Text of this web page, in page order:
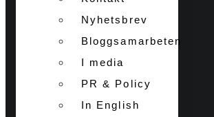
Nyhetsbrev
Bloggsamarbeten
I media
PR & Policy
In English